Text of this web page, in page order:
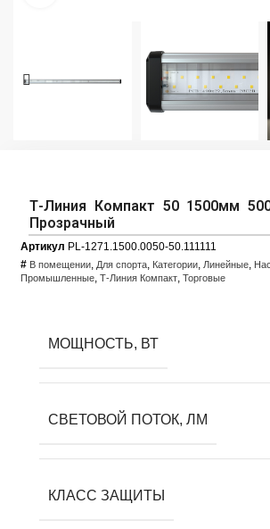
Т-Линия Компакт 50 1500мм
Прозрачный
Артикул PL-1271.1500.0050-50.111111
# В помещении, Для спорта, Категории, Линейные,
Промышленные, Т-Линия Компакт, Торговые
МОЩНОСТЬ, ВТ
СВЕТОВОЙ ПОТОК, ЛМ
КЛАСС ЗАЩИТЫ